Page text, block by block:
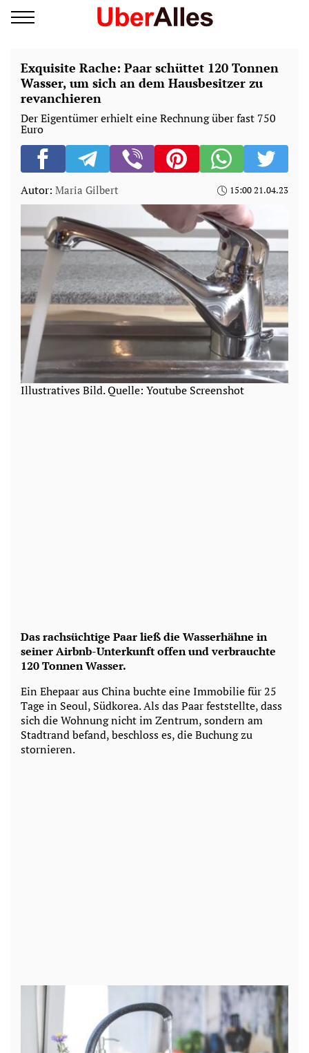
Exquisite Rache: Paar schüttet 120 Tonnen
Wasser, um sich an dem Hausbesitzer zu
revanchieren
Der Eigentümer erhielt eine Rechnung über fast 750
Euro
Autor: Maria Gilbert 15:00 21.04.23
Illustratives Bild. Quelle: Youtube Screenshot
Das rachsüchtige Paar ließ die Wasserhähne in
seiner Airbnb-Unterkunft offen und verbrauchte
120 Tonnen Wasser.
Ein Ehepaar aus China buchte eine Immobilie für 25
Tage in Seoul, Südkorea. Als das Paar feststellte, dass
sich die Wohnung nicht im Zentrum, sondern am
Stadtrand befand, beschloss es, die Buchung zu
stornieren.